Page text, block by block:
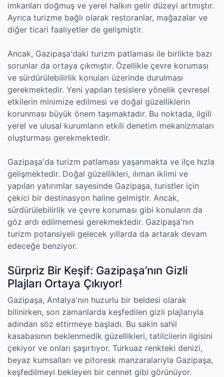
imkanları doğmuş ve yerel halkın gelir düzeyi artmıştır.
Ayrıca turizme bağlı olarak restoranlar, mağazalar ve
diğer ticari faaliyetler de gelişmiştir.
Ancak, Gazipaşa'daki turizm patlaması ile birlikte bazı
sorunlar da ortaya çıkmıştır. Özellikle çevre koruması
ve sürdürülebilirlik konuları üzerinde durulması
gerekmektedir. Yeni yapılan tesislere yönelik çevresel
etkilerin minimize edilmesi ve doğal güzelliklerin
korunması büyük önem taşımaktadır. Bu noktada, ilgili
yerel ve ulusal kurumların etkili denetim mekanizmaları
oluşturması gerekmektedir.
Gazipaşa'da turizm patlaması yaşanmakta ve ilçe hızla
gelişmektedir. Doğal güzellikleri, ılıman iklimi ve
yapılan yatırımlar sayesinde Gazipaşa, turistler için
çekici bir destinasyon haline gelmiştir. Ancak,
sürdürülebilirlik ve çevre koruması gibi konuların da
göz ardı edilmemesi gerekmektedir. Gazipaşa'nın
turizm potansiyeli gelecek yıllarda da artarak devam
edeceğe benziyor.
Sürpriz Bir Keşif: Gazipaşa’nın Gizli
Plajları Ortaya Çıkıyor!
Gazipaşa, Antalya'nın huzurlu bir beldesi olarak
bilinirken, son zamanlarda keşfedilen gizli plajlarıyla
adından söz ettirmeye başladı. Bu sakin sahil
kasabasının beklenmedik güzellikleri, tatilcilerin ilgisini
çekiyor ve onları şaşırtıyor. Turkuaz renkteki denizi,
beyaz kumsalları ve pitoresk manzaralarıyla Gazipaşa,
keşfedilmeyi bekleyen bir cennet gibi görünüyor.